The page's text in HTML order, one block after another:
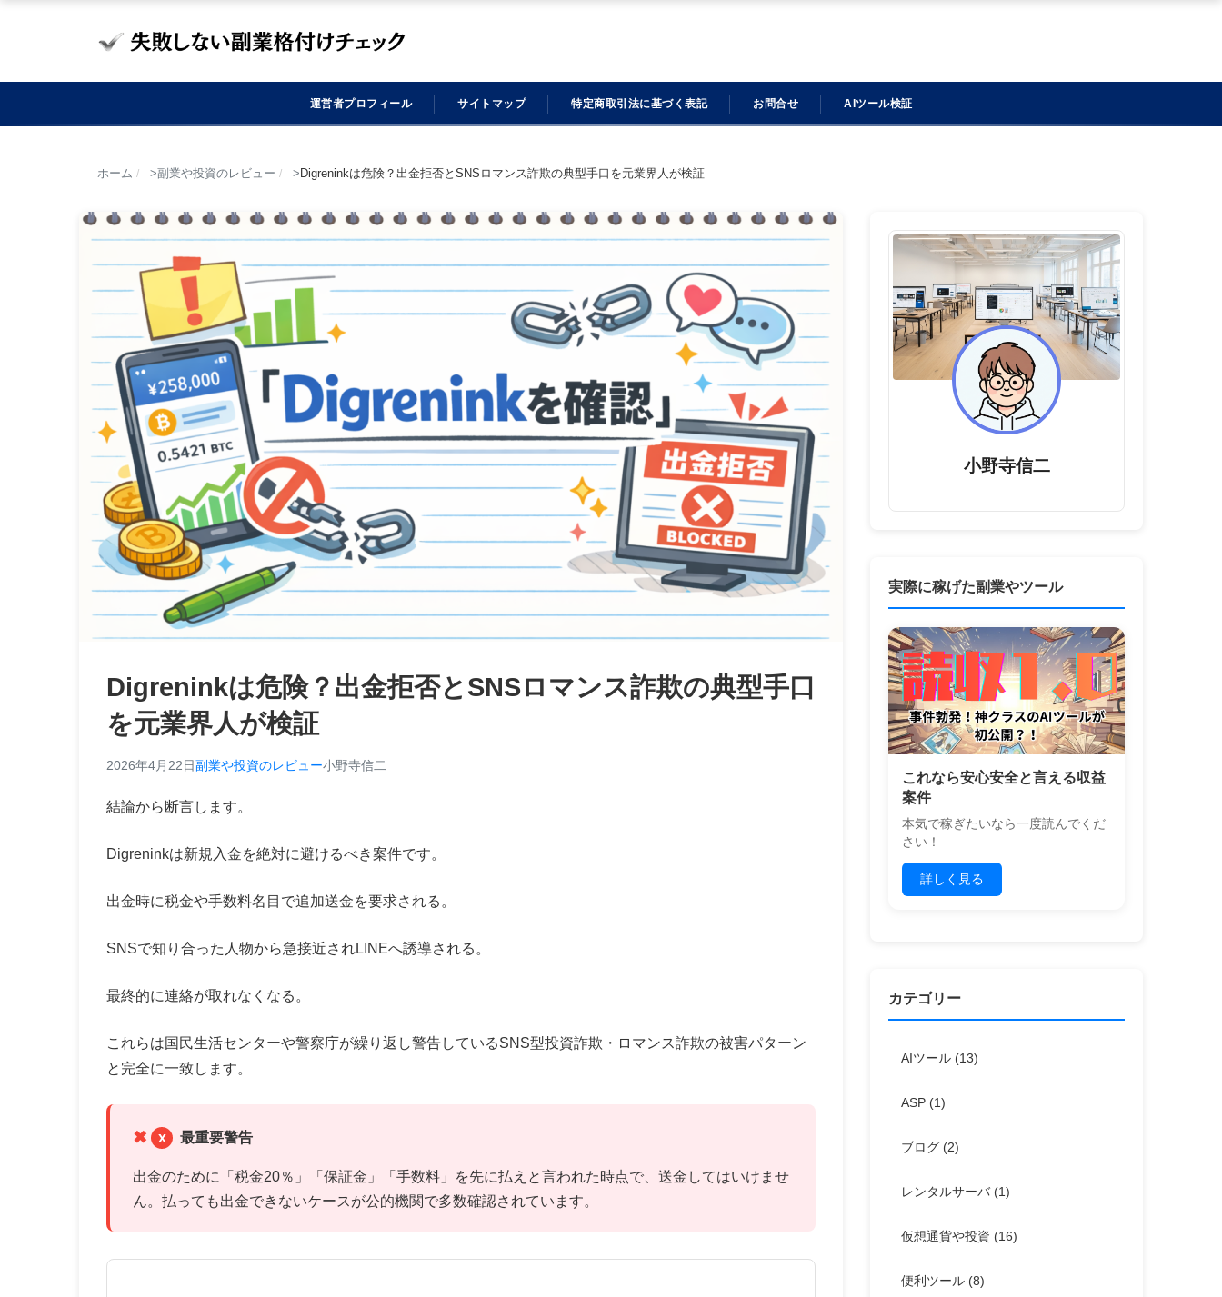
運営者プロフィール サイトマップ 特定商取引法に基づく表記 お問合せ AIツール検証
ホーム / 副業や投資のレビュー / Digreninkは危険？出金拒否とSNSロマンス詐欺の典型手口を元業界人が検証
Digreninkは危険？出金拒否とSNSロマンス詐欺の典型手口
を元業界人が検証
2026年4月22日副業や投資のレビュー小野寺信二
結論から断言します。
Digreninkは新規入金を絶対に避けるべき案件です。
出金時に税金や手数料名目で追加送金を要求される。
SNSで知り合った人物から急接近されLINEへ誘導される。
最終的に連絡が取れなくなる。
これらは国民生活センターや警察庁が繰り返し警告しているSNS型投資詐欺・ロマンス詐欺の被害パターン
と完全に一致します。
x 最重要警告
出金のために「税金20％」「保証金」「手数料」を先に払えと言われた時点で、送金してはいけませ
ん。払っても出金できないケースが公的機関で多数確認されています。
小野寺信二
実際に稼げた副業やツール
これなら安心安全と言える収益
案件
本気で稼ぎたいなら一度読んでくだ
さい！
詳しく見る
カテゴリー
AIツール (13)
ASP (1)
ブログ (2)
レンタルサーバ (1)
仮想通貨や投資 (16)
便利ツール (8)